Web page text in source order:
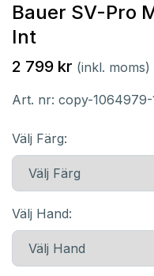
Bauer SV-Pro
Int
2 799 kr (inkl. moms)
Art. nr: copy-1064979-
Välj Färg:
Välj Hand: